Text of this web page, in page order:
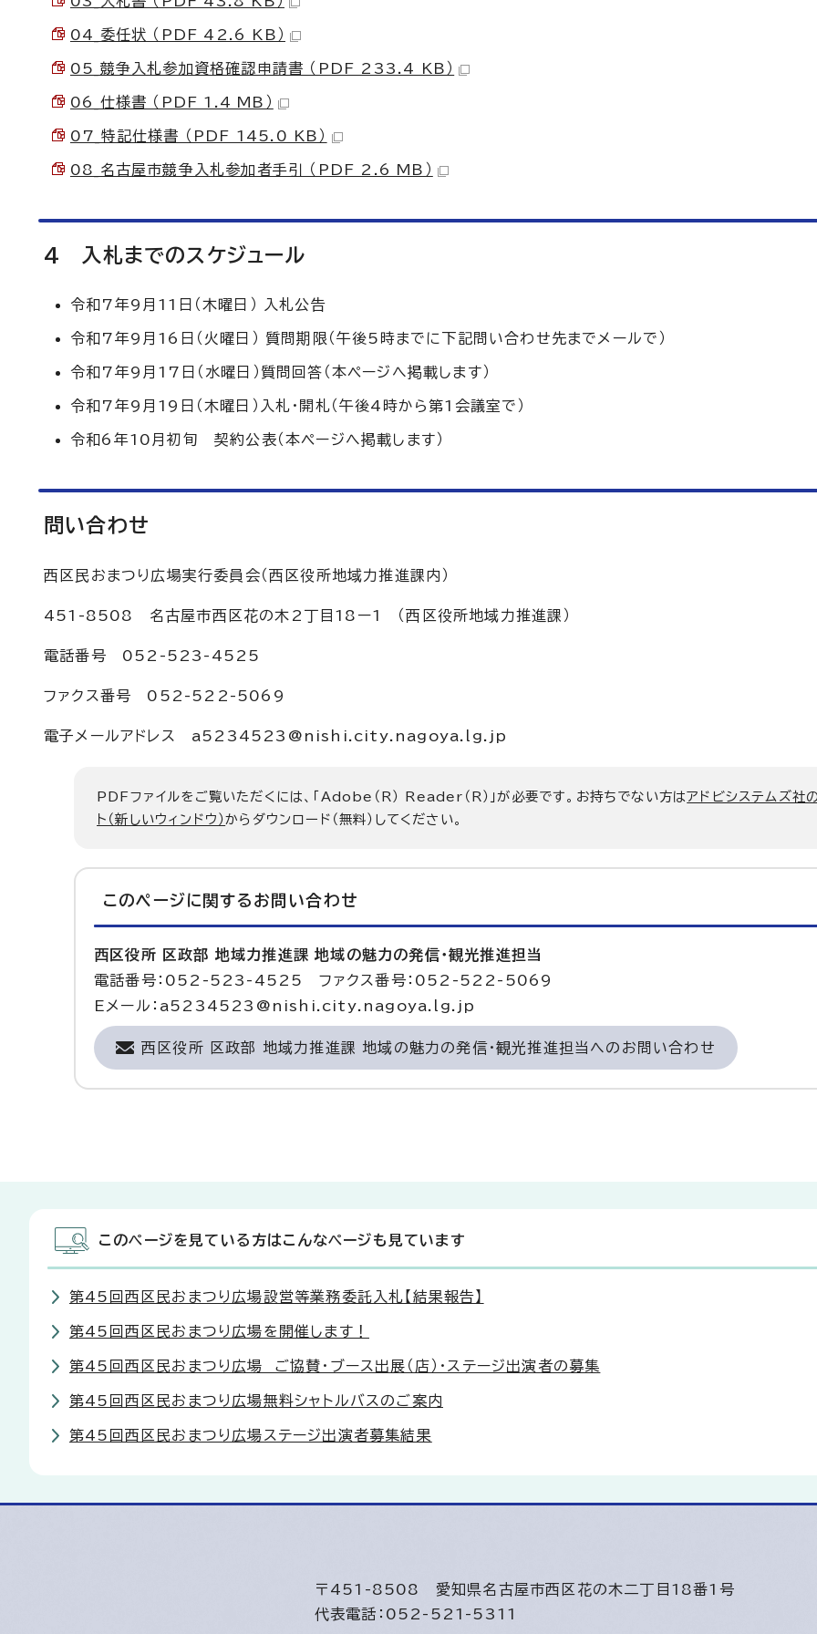
04_委任状 （PDF 42.6 KB）
05_競争入札参加資格確認申請書 （PDF 233.4 KB）
06_仕様書 （PDF 1.4 MB）
07_特記仕様書 （PDF 145.0 KB）
08_名古屋市競争入札参加者手引 （PDF 2.6 MB）
4 入札までのスケジュール
令和7年9月11日（木曜日） 入札公告
令和7年9月16日（火曜日） 質問期限（午後5時までに下記問い合わせ先までメールで）
令和7年9月17日（水曜日）質問回答（本ページへ掲載します）
令和7年9月19日（木曜日）入札・開札（午後4時から第1会議室で）
令和6年10月初旬 契約公表（本ページへ掲載します）
問い合わせ
西区民おまつり広場実行委員会（西区役所地域力推進課内）
451-8508 名古屋市西区花の木2丁目18ー1 （西区役所地域力推進課）
電話番号 052-523-4525
ファクス番号 052-522-5069
電子メールアドレス a5234523@nishi.city.nagoya.lg.jp
PDFファイルをご覧いただくには、「Adobe（R） Reader（R）」が必要です。お持ちでない方はアドビシステムズ社
ト（新しいウィンドウ）からダウンロード（無料）してください。
このページに関する お問い合わせ
西区役所 区政部 地域力推進課 地域の魅力の発信・観光推進担当
電話番号：052-523-4525 ファクス番号：052-522-5069
Eメール：a5234523@nishi.city.nagoya.lg.jp
西区役所 区政部 地域力推進課 地域の魅力の発信・観光推進担当へのお問い合わせ
このページを見ている方はこんなページも見ています
第45回西区民おまつり広場設営等業務委託入札【結果報告】
第45回西区民おまつり広場を開催します！
第45回西区民おまつり広場 ご協賛・ブース出展（店）・ステージ出演者の募集
第45回西区民おまつり広場無料シャトルバスのご案内
第45回西区民おまつり広場ステージ出演者募集結果
〒451-8508 愛知県名古屋市西区花の木二丁目18番1号
代表電話：052-521-5311